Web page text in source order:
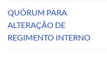
QUÓRUM PARA
ALTERAÇÃO DE
REGIMENTO INTERNO